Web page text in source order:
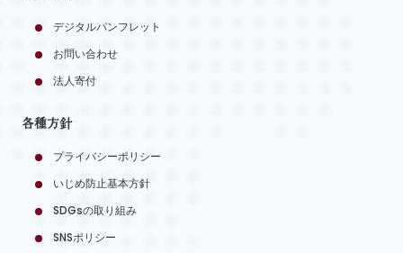
デジタルパンフレット
お問い合わせ
法人寄付
各種方針
プライバシーポリシー
いじめ防止基本方針
SDGsの取り組み
SNSポリシー